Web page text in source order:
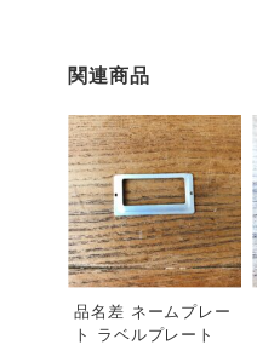
関連商品
品名差 ネームプレー
ト ラベルプレート